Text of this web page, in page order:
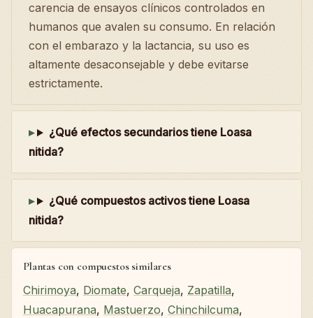
carencia de ensayos clínicos controlados en
humanos que avalen su consumo. En relación
con el embarazo y la lactancia, su uso es
altamente desaconsejable y debe evitarse
estrictamente.
¿Qué efectos secundarios tiene Loasa
nitida?
¿Qué compuestos activos tiene Loasa
nitida?
Plantas con compuestos similares
Chirimoya, Diomate, Carqueja, Zapatilla,
Huacapurana, Mastuerzo, Chinchilcuma,